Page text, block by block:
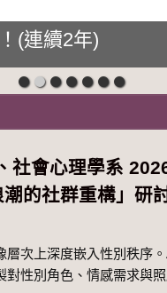
(連續2年)
社會心理學系
的社群重構」研
次上深度嵌入性別秩序
性別角色、情感需求與